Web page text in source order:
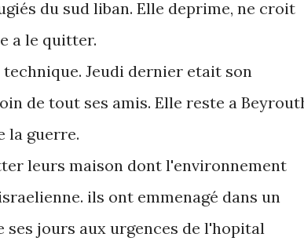
du sud liban. Elle deprime, ne croit
a le quitter.
Jeudi dernier etait son
de tout ses amis. Elle reste a
la guerre.
leurs maison dont l'environnement
ils ont emmenagé dans un
ses jours aux urgences de l'hopital